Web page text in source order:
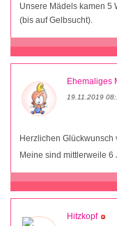
Unsere Mädels kamen 5
(bis auf Gelbsucht).
Ehemaliges
19.11.2019
Herzlichen
Meine sind mittlerweile 6
Hitzkopf